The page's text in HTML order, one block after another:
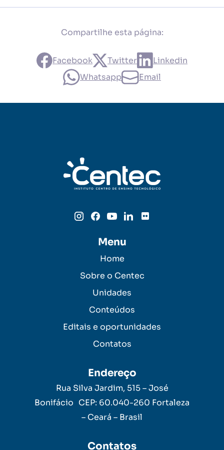
Compartilhe esta página:
Facebook Twitter
Linkedin
Whatsapp
Email
Menu
Home
Sobre o Centec
Unidades
Conteúdos
Editais e oportunidades
Contatos
Endereço
Rua Silva Jardim, 515 – José
Bonifácio CEP: 60.040-260 Fortaleza
– Ceará – Brasil
Contatos